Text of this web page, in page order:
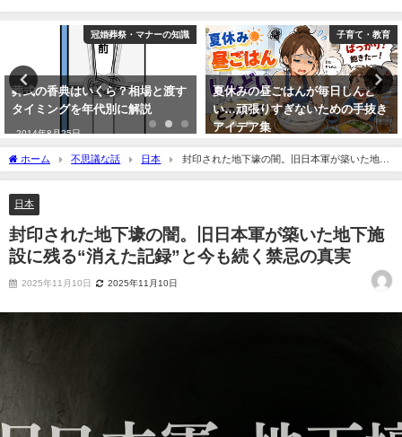
冠婚葬祭・マナーの知識
葬式の香典はいくら？相場と渡す
タイミングを年代別に解説
2014年8月25日
子育て・教育
夏休みの昼ごはんが毎日しんど
い…頑張りすぎないための手抜き
アイデア集
ホーム 不思議な話 日本
封印された地下壕の闇。旧日本軍が築いた地下
施設に残る“消えた記録”と今も続く禁忌の真実
日本
封印された地下壕の闇。旧日本軍が築いた地下施
設に残る“消えた記録”と今も続く禁忌の真実
2025年11月10日 2025年11月10日